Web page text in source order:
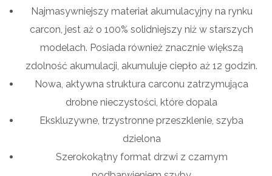
Najmasywniejszy materiał akumulacyjny na rynku
carcon, jest aż o 100% solidniejszy niż w starszych
modelach. Posiada również znacznie większą
zdolność akumulacji, akumuluje ciepło aż 12 godzin.
Nowa, aktywna struktura carconu zatrzymująca
drobne nieczystości, które dopala
Ekskluzywne, trzystronne przeszklenie, szyba
dzielona
Szerokokątny format drzwi z czarnym